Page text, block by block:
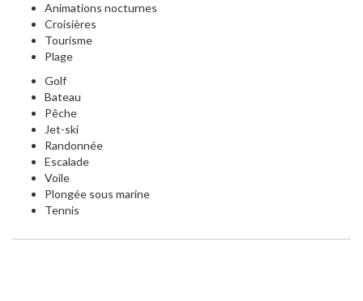
Animations nocturnes
Croisières
Tourisme
Plage
Golf
Bateau
Pêche
Jet-ski
Randonnée
Escalade
Voile
Plongée sous marine
Tennis